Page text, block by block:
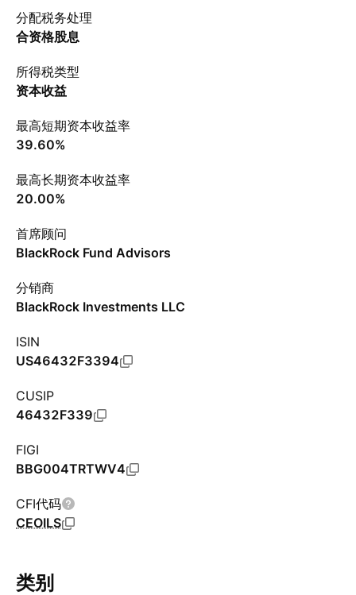
分配税务处理
合资格股息
所得税类型
资本收益
最高短期资本收益率
39.60%
最高长期资本收益率
20.00%
首席顾问
BlackRock Fund Advisors
分销商
BlackRock Investments LLC
ISIN
US46432F3394
CUSIP
46432F339
FIGI
BBG004TRTWV4
CFI代码
CEOILS
类别